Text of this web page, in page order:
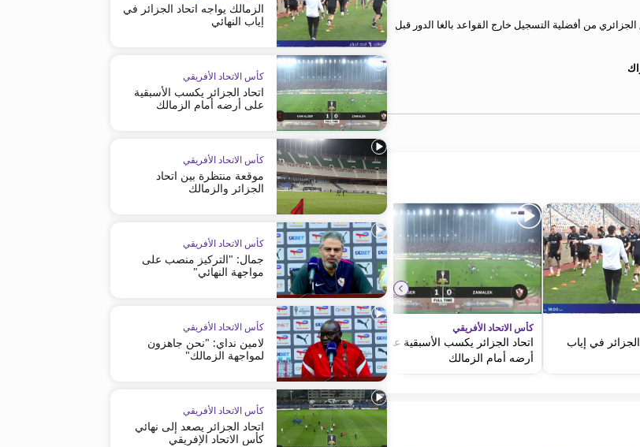
من أفضلية التسجيل خارج القواعد بالغا الدور قبل
في إياب
كأس الاتحاد الأفريقي
اتحاد الجزائر يكسب الأسبقية على
أرضه أمام الزمالك
كأس الاتحاد الأفريقي
موقعة منتظرة بين اتحاد الجزائر
والزمالك
الزمالك يواجه اتحاد الجزائر في
إياب النهائي
كأس الاتحاد الأفريقي
اتحاد الجزائر يكسب الأسبقية
على أرضه أمام الزمالك
كأس الاتحاد الأفريقي
موقعة منتظرة بين اتحاد
الجزائر والزمالك
كأس الاتحاد الأفريقي
جمال: "التركيز منصب على
مواجهة النهائي"
كأس الاتحاد الأفريقي
لامين نداي: "نحن جاهزون
لمواجهة الزمالك"
كأس الاتحاد الأفريقي
اتحاد الجزائر يصعد إلى نهائي
كأس الاتحاد الإفريقي